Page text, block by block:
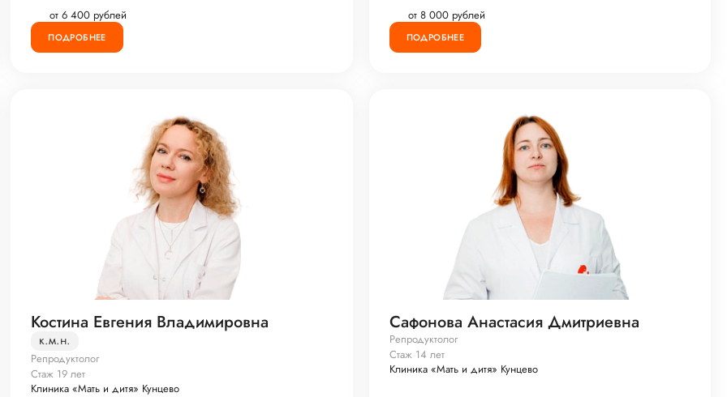
от 6 400 рублей
ПОДРОБНЕЕ
от 8 000 рублей
ПОДРОБНЕЕ
Костина Евгения Владимировна
к.м.н.
Репродуктолог
Стаж 19 лет
Клиника «Мать и дитя» Кунцево
Сафонова Анастасия Дмитриевна
Репродуктолог
Стаж 14 лет
Клиника «Мать и дитя» Кунцево